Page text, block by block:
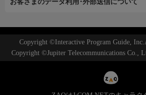
お客さまのデータ利用･外部送信について
Copyright ©Interactive Program Guide,
Copyright ©Jupiter Telecommunications Co.,